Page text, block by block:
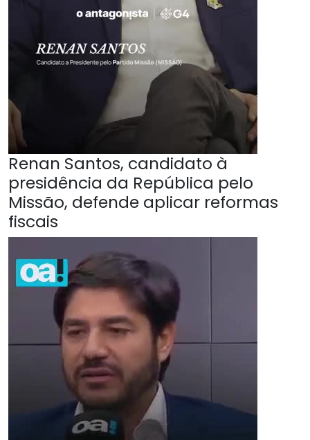
Renan Santos, candidato à
presidência da República pelo
Missão, defende aplicar reformas
fiscais